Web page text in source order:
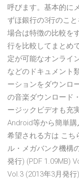
呼びます。基本的に
ずほ銀行の3行のこ
場合は特徴の比較を
行を比較してまとめ
定が可能なオンライ
などのドキュメント
ーションをダウンロ
の音楽ダウンロード
ージックビデオも充
Android等から簡単
希望される方は こち
ル・メガバンク機構
発行) (PDF 1.09MB)
Vol.3 (2013年3月発